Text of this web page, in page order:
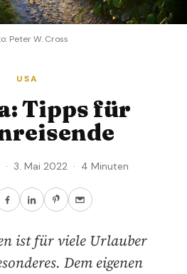
Peter W. Cross
USA
Tipps für
· 3. Mai 2022 · 4 Minuten
ist für viele Urlauber
Dem eigenen